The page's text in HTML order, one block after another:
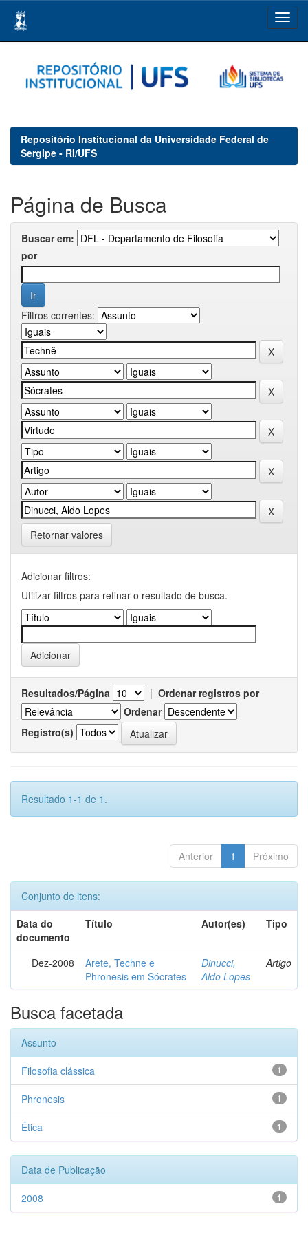
navigation
Repositório Institucional da Universidade Federal de
Sergipe - RI/UFS
Página de Busca
Buscar em:
por
Filtros correntes:
Retornar valores
Adicionar filtros:
Utilizar filtros para refinar o resultado de busca.
Resultados/Página | Ordenar registros por
Ordenar
Registro(s)
Resultado 1-1 de 1.
Anterior 1 Próximo
Conjunto de itens:
Data do
documento
Título Autor(es) Tipo
Dez-2008
Arete, Techne e
Phronesis em Sócrates
Dinucci,
Aldo Lopes
Artigo
Busca facetada
Assunto
1
Filosofia clássica
1
Phronesis
1
Ética
Data de Publicação
1
2008